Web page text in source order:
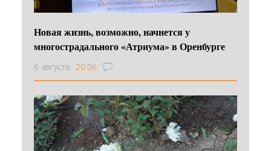
Новая жизнь, возможно, начнется у
многострадального «Атриума» в Оренбурге
6 августа 20:06